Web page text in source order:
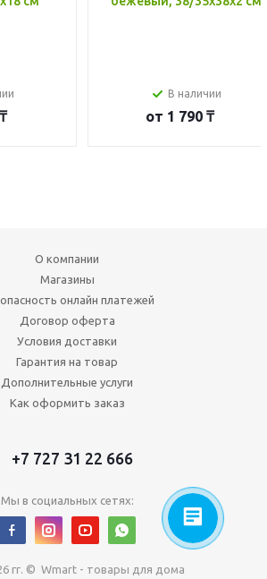
В наличии
от 1 790 ₸
О компании
Магазины
онлайн платежей
Договор оферта
Условия доставки
Гарантия на товар
Дополнительные услуги
Как оформить заказ
+7 727 31 22 666
Мы в социальных сетях:
гг. © Wmart - товары для дома